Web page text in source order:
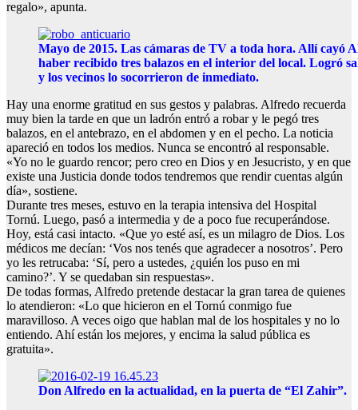
regalo», apunta.
Mayo de 2015. Las cámaras de TV a toda hora. Allí cayó
haber recibido tres balazos en el interior del local. Logró
y los vecinos lo socorrieron de inmediato.
Hay una enorme gratitud en sus gestos y palabras. Alfredo recuerda
muy bien la tarde en que un ladrón entró a robar y le pegó tres
balazos, en el antebrazo, en el abdomen y en el pecho. La noticia
apareció en todos los medios. Nunca se encontró al responsable.
«Yo no le guardo rencor; pero creo en Dios y en Jesucristo, y en que
existe una Justicia donde todos tendremos que rendir cuentas algún
día», sostiene.
Durante tres meses, estuvo en la terapia intensiva del Hospital
Tornú. Luego, pasó a intermedia y de a poco fue recuperándose.
Hoy, está casi intacto. «Que yo esté así, es un milagro de Dios. Los
médicos me decían: ‘Vos nos tenés que agradecer a nosotros’. Pero
yo les retrucaba: ‘Sí, pero a ustedes, ¿quién los puso en mi
camino?’. Y se quedaban sin respuestas».
De todas formas, Alfredo pretende destacar la gran tarea de quienes
lo atendieron: «Lo que hicieron en el Tornú conmigo fue
maravilloso. A veces oigo que hablan mal de los hospitales y no lo
entiendo. Ahí están los mejores, y encima la salud pública es
gratuita».
Don Alfredo en la actualidad, en la puerta de “El Zahir”.